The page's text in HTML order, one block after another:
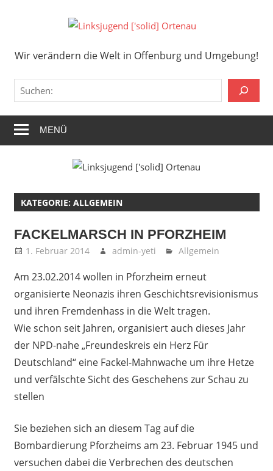
Wir verändern die Welt in Offenburg und Umgebung!
MENÜ
KATEGORIE: ALLGEMEIN
FACKELMARSCH IN PFORZHEIM
1. Februar 2014 admin-yeti Allgemein
Am 23.02.2014 wollen in Pforzheim erneut
organisierte Neonazis ihren Geschichtsrevisionismus
und ihren Fremdenhass in die Welt tragen.
Wie schon seit Jahren, organisiert auch dieses Jahr
der NPD-nahe „Freundeskreis ein Herz Für
Deutschland“ eine Fackel-Mahnwache um ihre Hetze
und verfälschte Sicht des Geschehens zur Schau zu
stellen
Sie beziehen sich an diesem Tag auf die
Bombardierung Pforzheims am 23. Februar 1945 und
versuchen dabei die Verbrechen des deutschen